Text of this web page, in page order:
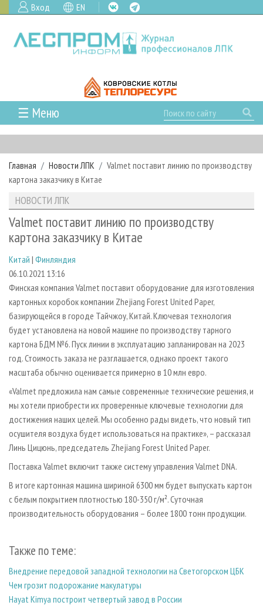
Вход EN
☰ Меню
ГЛАВНАЯ
РУБРИКИ И ТЕМЫ
РУБРИКИ ЖУРНАЛА
ЛЕСОЗАГОТОВКА
ЛЕСОПИЛЕНИЕ
СУШКА ДРЕВЕСИНЫ
ПРОИЗВОДСТВО ДРЕВЕСНЫХ ПЛИТ
ДЕРЕВЯННОЕ ДОМОСТРОЕНИЕ
ПРОИЗВОДСТВО МЕБЕЛИ
БИОЭНЕРГЕТИКА
ЦБП
ИНСТРУМЕНТ И МАТЕРИАЛЫ
НОВОСТИ
НОВОСТИ ЛПК
НОВОСТИ ЖУРНАЛА
ПРОЕКТЫ ЛПИ
АНАЛИТИКА
ПРЕДПРИЯТИЯ ЛПК
ПЕРСОНЫ
МОБИЛЬНЫЕ ВЫСТАВКИ
ОФИЦИАЛЬНЫЕ ДЕЛЕГАЦИИ
ПРИОРИТЕТНЫЕ ИНВЕСТПРОЕКТЫ
RUSSIAN FORESTRY REVIEW
ГАЗЕТА ЛЕСПРОМФОРУМ
БИБЛИОТЕКА СПЕЦИАЛИСТА
АРХИВ
АРХИВ ЖУРНАЛОВ
О ЖУРНАЛЕ
ПОДПИСКА
КОНТАКТЫ
РЕКЛАМОДАТЕЛЯМ
РЕКЛАМА
РЕКЛАМА НА САЙТЕ
Главная Новости ЛПК
Valmet поставит линию по производству
картона заказчику в Китае
НОВОСТИ ЛПК
Valmet поставит линию по производству
картона заказчику в Китае
Китай | Финляндия
06.10.2021 13:16
Финская компания Valmet поставит оборудование для изготовления
картонных коробок компании Zhejiang Forest United Paper,
базирующейся в городе Тайчжоу, Китай. Ключевая технология
будет установлена на новой машине по производству тарного
картона БДМ №6. Пуск линии в эксплуатацию запланирован на 2023
год. Стоимость заказа не разглашается, однако проект такого
масштаба обычно оценивается примерно в 10 млн евро.
«Valmet предложила нам самые современные технические решения, и
мы хотели приобрести их проверенные ключевые технологии для
достижения наших целей. Мы особенно рады видеть, что новый тип
осушителя воздуха будет использоваться на практике», – рассказал
Линь Цицюнь, председатель Zhejiang Forest United Paper.
Поставка Valmet включит также систему управления Valmet DNA.
В итоге картонная машина шириной 6300 мм будет выпускать картон
с белым покрытием плотностью 180-350 г/м². Суточная
производительность оборудования – более 1800 тонн продукции.
Также по теме:
Внедрение передовой западной технологии на Светогорском ЦБК
Чем грозит подорожание макулатуры
Hayat Kimya построит четвертый завод в России